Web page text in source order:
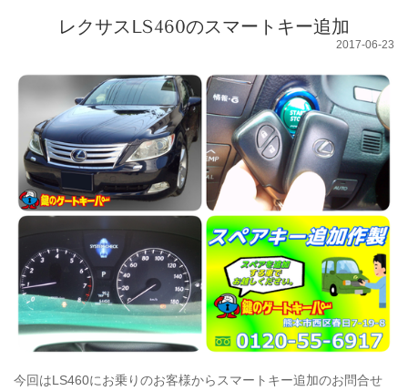
レクサスLS460のスマートキー追加
2017-06-23
今回はLS460にお乗りのお客様からスマートキー追加のお問合せ